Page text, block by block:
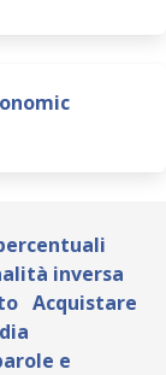
inversa
Acquistare
e